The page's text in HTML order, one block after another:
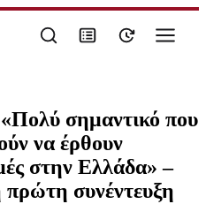
σημαντικό που
να έρθουν
στην Ελλάδα» –
συνέντευξη